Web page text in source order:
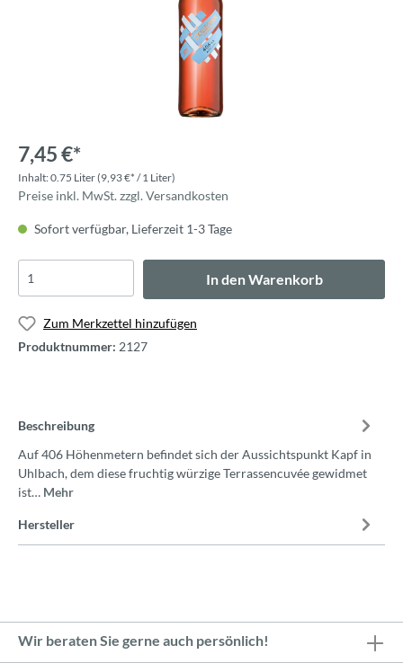
7,45 €*
Inhalt:0.75 Liter(9,93 €* / 1 Liter)
Preise inkl. MwSt. zzgl. Versandkosten
Sofort verfügbar, Lieferzeit 1-3 Tage
In den Warenkorb
Zum Merkzettel hinzufügen
Produktnummer: 2127
Beschreibung
Auf 406 Höhenmetern befindet sich der Aussichtspunkt Kapf in
Uhlbach, dem diese fruchtig würzige Terrassencuvée gewidmet
ist… Mehr
Hersteller
Wir beraten Sie gerne auch persönlich!